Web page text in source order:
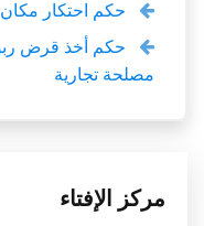
حكم احتكار
حكم أخذ قرض
مصلحة تجارية
مركز الإفتاء